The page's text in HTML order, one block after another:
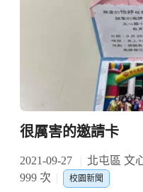
很厲害的邀請卡
2021-09-27 北屯區 文
999 次
校園新聞